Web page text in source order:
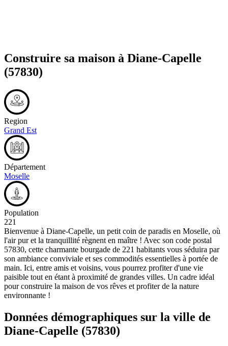
Construire sa maison à Diane-Capelle
(57830)
Region
Grand Est
Département
Moselle
Population
221
Bienvenue à Diane-Capelle, un petit coin de paradis en Moselle, où
l'air pur et la tranquillité règnent en maître ! Avec son code postal
57830, cette charmante bourgade de 221 habitants vous séduira par
son ambiance conviviale et ses commodités essentielles à portée de
main. Ici, entre amis et voisins, vous pourrez profiter d'une vie
paisible tout en étant à proximité de grandes villes. Un cadre idéal
pour construire la maison de vos rêves et profiter de la nature
environnante !
Données démographiques sur la ville de
Diane-Capelle (57830)